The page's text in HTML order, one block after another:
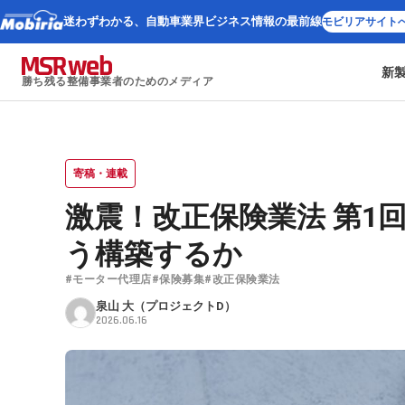
迷わずわかる、 自動車業界ビジネス情報の最前線モビリアサイト
勝ち残る整備事業者のためのメディア
新
寄稿・連載
激震！改正保険業法 第1
う構築するか
#モーター代理店#保険募集#改正保険業法
泉山 大（プロジェクトD）
2026.06.16